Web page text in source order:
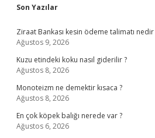
Sidebar
Son Yazılar
Ziraat Bankası kesin ödeme talimatı nedir
Ağustos 9, 2026
Kuzu etindeki koku nasıl giderilir ?
Ağustos 8, 2026
Monoteizm ne demektir kısaca ?
Ağustos 8, 2026
En çok köpek balığı nerede var ?
Ağustos 6, 2026